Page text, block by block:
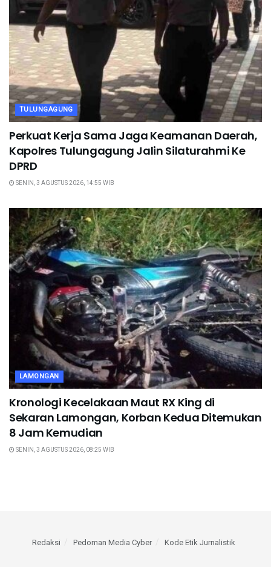
TULUNGAGUNG
Perkuat Kerja Sama Jaga Keamanan Daerah,
Kapolres Tulungagung Jalin Silaturahmi Ke
DPRD
SENIN, 3 AGUSTUS 2026, 14:55 WIB
LAMONGAN
Kronologi Kecelakaan Maut RX King di
Sekaran Lamongan, Korban Kedua Ditemukan
8 Jam Kemudian
SENIN, 3 AGUSTUS 2026, 08:25 WIB
Redaksi Pedoman Media Cyber Kode Etik Jurnalistik